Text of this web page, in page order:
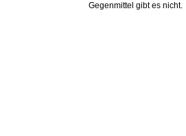
Gegenmittel gibt es nicht.